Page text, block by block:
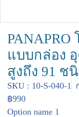
แบบกล่อง
สูงถึง 91 ช
SKU : 10-S-040-1
฿990
Option name 1